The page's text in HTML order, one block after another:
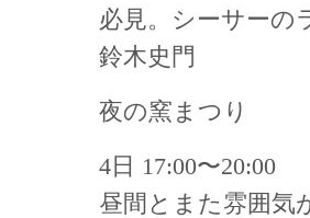
必見。シーサーの
鈴木史門
夜の窯まつり
4日 17:00〜20:00
昼間とまた雰囲気